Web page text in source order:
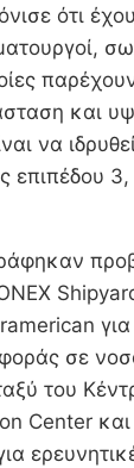
ότι
και
να
επιπέδου
σε
του
Center και